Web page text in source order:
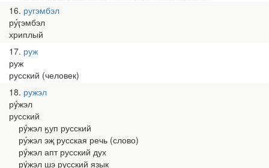
16 ругэмбэл
ру́ӷэмбэл
хриплый
17 руж
руж
русский (человек)
18 ружэл
рýжэл
русский
рýжэл ӄуп русский
ру́жэл эҗ русская речь (слово)
рýжэл апт русский дух
рýжэл шэ русский язык